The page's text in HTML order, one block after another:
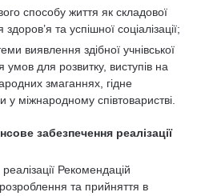
способу життя як складової
та успішної соціалізації;
виявлення здібної учнівської
умов для розвитку, виступів на
змаганнях, гідне
міжнародному співтоваристві.
забезпечення реалізації
Рекомендацій
та прийняття в